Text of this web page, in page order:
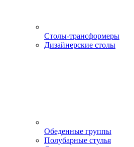
Столы-трансформеры
Дизайнерские столы
Обеденные группы
Полубарные стулья